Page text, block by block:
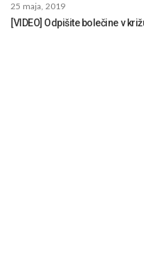
25 maja, 2019
[VIDEO] Odpišite bolečine v